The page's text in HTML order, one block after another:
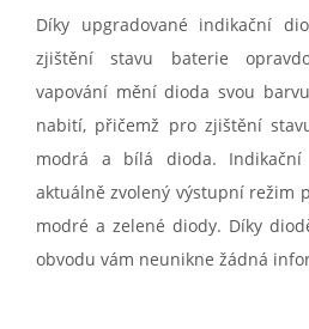
Díky upgradované indikační
zjištění stavu baterie
vapování mění dioda svou
nabití, přičemž pro zjištění
modrá a bílá dioda. Indikační
aktuálně zvolený výstupní režim
modré a zelené diody. Díky
obvodu vám neunikne žádná